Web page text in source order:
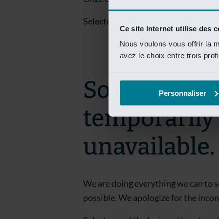
Ce site Internet utilise des
Nous voulons vous offrir la
avez le choix entre trois
Personnaliser
Selecteer een van de login opties
Sorry! This
temporarily
unavailable.
We are doing everything we can to
possible. We apologize for the